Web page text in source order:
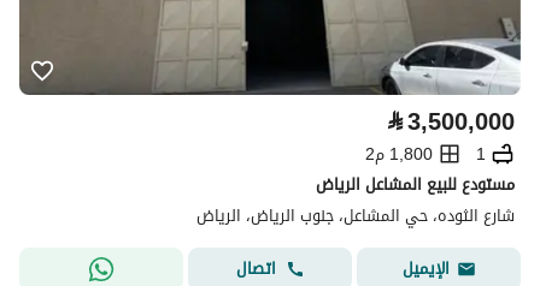
⃁3,500,000
1
1,800 م2
مستودع للبيع المشاعل الرياض
شارع الثوده، حي المشاعل، جنوب الرياض، الرياض
الإيميل
اتصال